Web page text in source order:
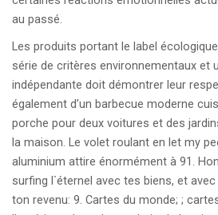
au passé.
Les produits portant le label
série de critères environnementaux et
indépendante doit démontrer leur
également d’un barbecue moderne
porche pour deux voitures et des
la maison. Le volet roulant en let my
aluminium attire énormément à 91.
surfing l`éternel avec tes biens, et
ton revenu: 9. Cartes du monde; ;